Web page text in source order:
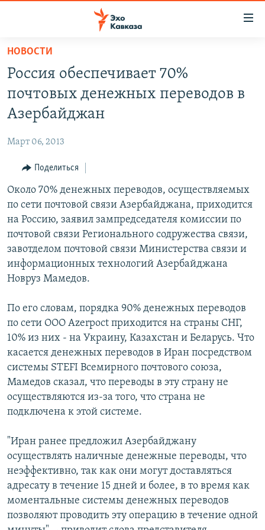
Вернуться
основному
содержанию
Вернутся
главной
навигации
Вернутся
поиску
СУХУМИ
ВЕСЬ КАВКАЗ
СЕВЕРНЫЙ КАВКАЗ
АРМЕНИЯ
ТЕМЫ
ПОЛИТИКА
ОБЩЕСТВО
КУЛЬТУРА
СПОРТ
РУБРИКИ
ГОСТЬ НЕДЕЛИ
ПОЗИЦИЯ
БЛОГИ
ЧИТАЕМ ПРЕССУ
ВИДЕО
ФОТО
АУДИО
ПОДКАСТЫ
АРХИВ РАДИОПРОГРАММЫ
ПРИСОЕДИНЯЙТЕСЬ!
Все сайты РСЕ/РС
НОВОСТИ
Россия обеспечивает 70%
почтовых денежных переводов в
Азербайджан
Март 06, 2013
Поделиться
Около 70% денежных переводов, осуществляемых
по сети почтовой связи Азербайджана, приходится
на Россию, заявил зампредседателя комиссии по
почтовой связи Регионального содружества связи,
завотделом почтовой связи Министерства связи и
информационных технологий Азербайджана
Новруз Мамедов.
По его словам, порядка 90% денежных переводов
по сети ООО Azerpoct приходится на страны СНГ,
10% из них - на Украину, Казахстан и Беларусь. Что
касается денежных переводов в Иран посредством
системы STEFI Всемирного почтового союза,
Мамедов сказал, что переводы в эту страну не
осуществляются из-за того, что страна не
подключена к этой системе.
"Иран ранее предложил Азербайджану
осуществлять наличные денежные переводы, что
неэффективно, так как они могут доставляться
адресату в течение 15 дней и более, в то время как
моментальные системы денежных переводов
позволяют проводить эту операцию в течение одной